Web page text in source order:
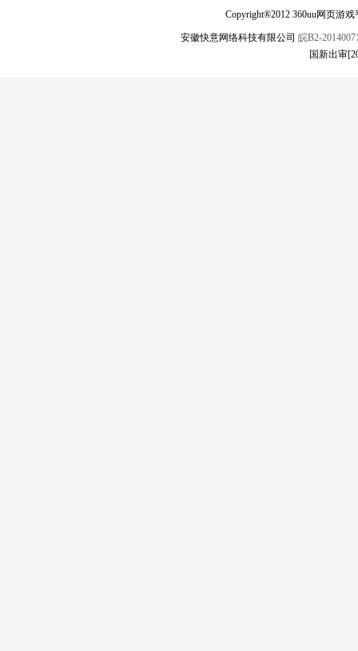
Copyright®2012 360uu网页游
安徽快意网络科技有限公司 皖B2-
国新出审